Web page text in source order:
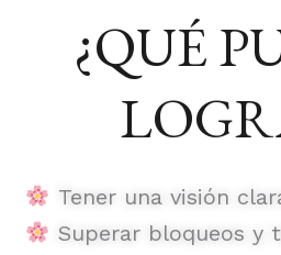
¿QUÉ
Tener una visión
Superar bloqueos y